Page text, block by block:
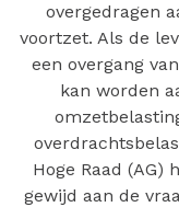
overgedragen
voortzet. Als de
een overgang
kan worden
Hoge Raad (AG)
gewijd aan de